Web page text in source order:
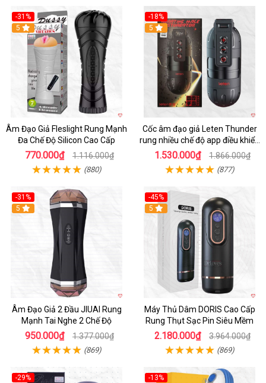
-31%
5
Âm Đạo Giả Fleslight Rung Mạnh
Đa Chế Độ Silicon Cao Cấp
770.000₫ 1.116.000₫
(880)
-18%
5
Cốc âm đạo giả Leten Thunder
rung nhiều chế độ app điều khiển
tiện lợi
1.530.000₫ 1.866.000₫
(877)
-31%
5
Âm Đạo Giả 2 Đầu JIUAI Rung
Mạnh Tai Nghe 2 Chế Độ
950.000₫ 1.377.000₫
(869)
-45%
Hot
5
Máy Thủ Dâm DORIS Cao Cấp
Rung Thụt Sạc Pin Siêu Mềm
2.180.000₫ 3.964.000₫
(869)
-29%
-13%